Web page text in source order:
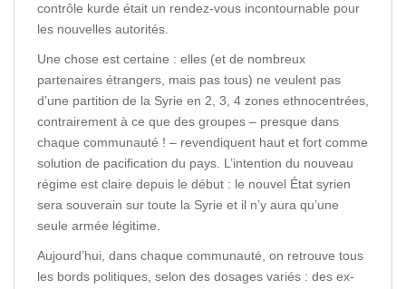
contrôle kurde était un rendez-vous incontournable pour
les nouvelles autorités.
Une chose est certaine : elles (et de nombreux
partenaires étrangers, mais pas tous) ne veulent pas
d’une partition de la Syrie en 2, 3, 4 zones ethnocentrées,
contrairement à ce que des groupes – presque dans
chaque communauté ! – revendiquent haut et fort comme
solution de pacification du pays. L’intention du nouveau
régime est claire depuis le début : le nouvel État syrien
sera souverain sur toute la Syrie et il n’y aura qu’une
seule armée légitime.
Aujourd’hui, dans chaque communauté, on retrouve tous
les bords politiques, selon des dosages variés : des ex-